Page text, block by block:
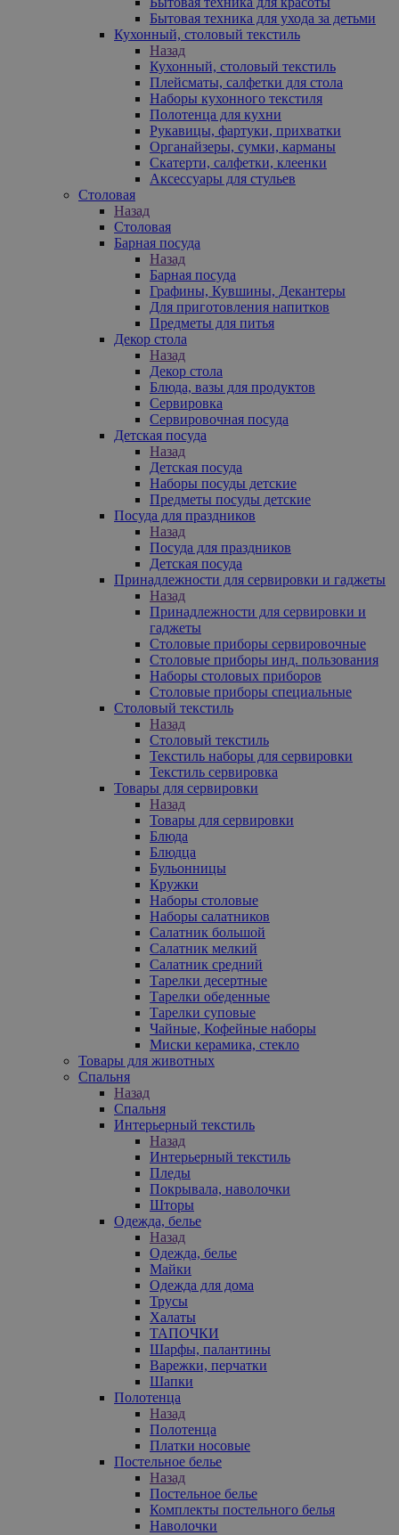
Бытовая техника для ухода за детьми
Кухонный, столовый текстиль
Назад
Кухонный, столовый текстиль
Плейсматы, салфетки для стола
Наборы кухонного текстиля
Полотенца для кухни
Рукавицы, фартуки, прихватки
Органайзеры, сумки, карманы
Скатерти, салфетки, клеенки
Аксессуары для стульев
Столовая
Назад
Столовая
Барная посуда
Назад
Барная посуда
Графины, Кувшины, Декантеры
Для приготовления напитков
Предметы для питья
Декор стола
Назад
Декор стола
Блюда, вазы для продуктов
Сервировка
Сервировочная посуда
Детская посуда
Назад
Детская посуда
Наборы посуды детские
Предметы посуды детские
Посуда для праздников
Назад
Посуда для праздников
Детская посуда
Принадлежности для сервировки и гаджеты
Назад
Принадлежности для сервировки и
гаджеты
Столовые приборы сервировочные
Столовые приборы инд. пользования
Наборы столовых приборов
Столовые приборы специальные
Столовый текстиль
Назад
Столовый текстиль
Текстиль наборы для сервировки
Текстиль сервировка
Товары для сервировки
Назад
Товары для сервировки
Блюда
Блюдца
Бульонницы
Кружки
Наборы столовые
Наборы салатников
Салатник большой
Салатник мелкий
Салатник средний
Тарелки десертные
Тарелки обеденные
Тарелки суповые
Чайные, Кофейные наборы
Миски керамика, стекло
Товары для животных
Спальня
Назад
Спальня
Интерьерный текстиль
Назад
Интерьерный текстиль
Пледы
Покрывала, наволочки
Шторы
Одежда, белье
Назад
Одежда, белье
Майки
Одежда для дома
Трусы
Халаты
ТАПОЧКИ
Шарфы, палантины
Варежки, перчатки
Шапки
Полотенца
Назад
Полотенца
Платки носовые
Постельное белье
Назад
Постельное белье
Комплекты постельного белья
Наволочки